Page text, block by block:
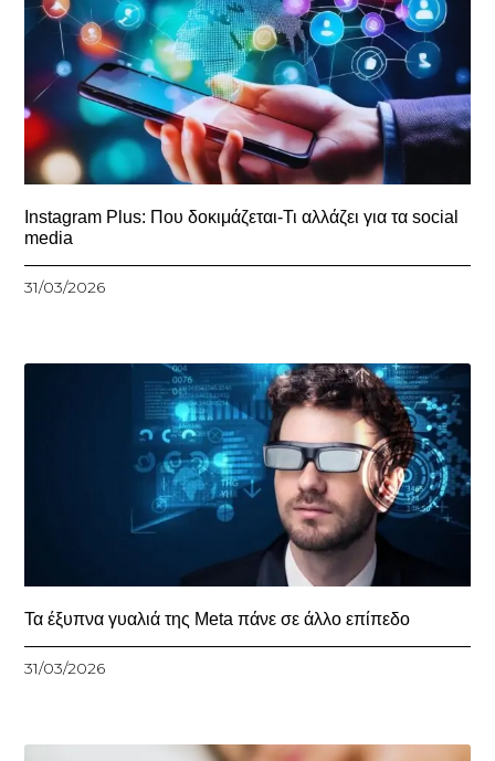
Instagram Plus: Που δοκιμάζεται-Τι αλλάζει για τα social
media
31/03/2026
Τα έξυπνα γυαλιά της Meta πάνε σε άλλο επίπεδο
31/03/2026